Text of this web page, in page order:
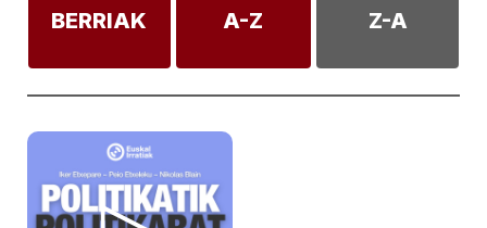
BERRIAK A-Z Z-A